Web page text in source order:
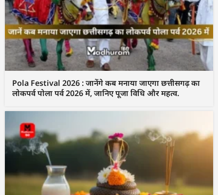
Pola Festival 2026 : जानेंगे कब मनाया जाएगा छत्तीसगढ़ का
लोकपर्व पोला पर्व 2026 में, जानिए पूजा विधि और महत्व.